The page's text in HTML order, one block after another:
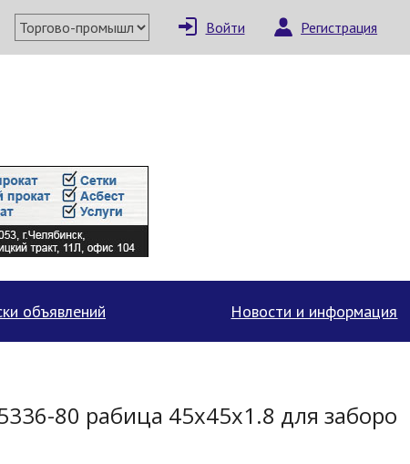
Войти Регистрация
объявлений Новости и информация
80 рабица 45х45х1.8 для заборо
Написать поставщику